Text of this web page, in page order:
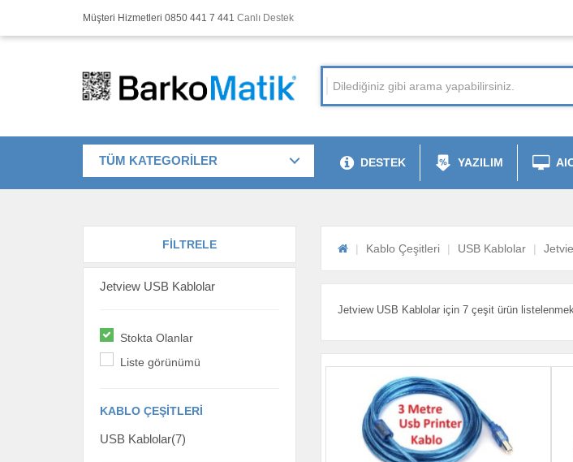
Müşteri Hizmetleri 0850 441 7 441 Canlı Destek
TÜM KATEGORİLER DESTEK YAZILIM
FİLTRELE
Jetview USB Kablolar
Stokta Olanlar
Liste görünümü
KABLO ÇEŞITLERI
USB Kablolar(7)
Kablo Çeşitleri USB Kablolar
Jetview USB Kablolar için 7 çeşit ürün